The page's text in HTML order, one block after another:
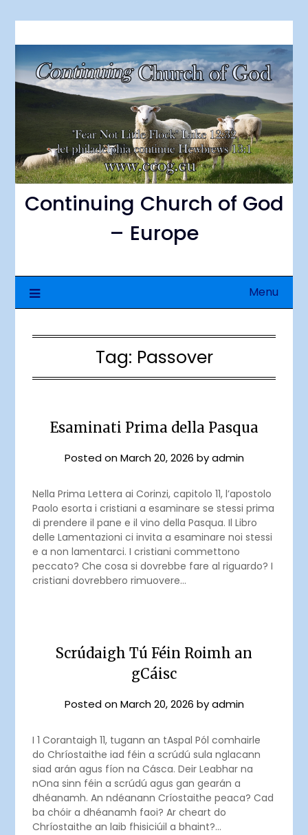
content
Continuing Church of God
– Europe
Menu
Tag: Passover
Esaminati Prima della Pasqua
Posted onMarch 20, 2026 byadmin
Nella Prima Lettera ai Corinzi, capitolo 11, l’apostolo
Paolo esorta i cristiani a esaminare se stessi prima
di prendere il pane e il vino della Pasqua. Il Libro
delle Lamentazioni ci invita a esaminare noi stessi
e a non lamentarci. I cristiani commettono
peccato? Che cosa si dovrebbe fare al riguardo? I
cristiani dovrebbero rimuovere…
Scrúdaigh Tú Féin Roimh an
gCáisc
Posted onMarch 20, 2026 byadmin
I 1 Corantaigh 11, tugann an tAspal Pól comhairle
do Chríostaithe iad féin a scrúdú sula nglacann
siad arán agus fíon na Cásca. Deir Leabhar na
nOna sinn féin a scrúdú agus gan gearán a
dhéanamh. An ndéanann Críostaithe peaca? Cad
ba chóir a dhéanamh faoi? Ar cheart do
Chríostaithe an laib fhisiciúil a bhaint?…